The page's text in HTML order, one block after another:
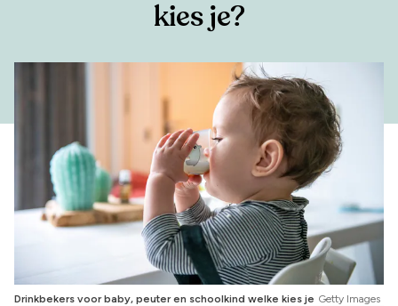
kies je?
Drinkbekers voor baby, peuter en schoolkind welke kies je Getty Images